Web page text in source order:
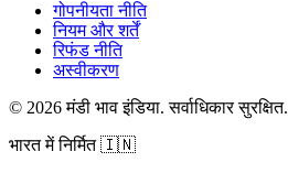
गोपनीयता नीति
नियम और शर्तें
रिफंड नीति
अस्वीकरण
© 2026 मंडी भाव इंडिया.सर्वाधिकार सुरक्षित.
भारत में निर्मित🇮🇳